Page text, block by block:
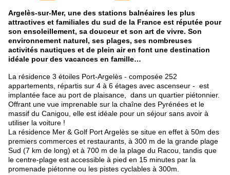
Argelès-sur-Mer, une des stations balnéaires les plus
attractives et familiales du sud de la France est réputée pour
son ensoleillement, sa douceur et son art de vivre. Son
environnement naturel, ses plages, ses nombreuses
activités nautiques et de plein air en font une destination
idéale pour des vacances en famille…
La résidence 3 étoiles Port-Argelès - composée 252
appartements, répartis sur 4 à 6 étages avec ascenseur - est
implantée face au port de plaisance, dans un quartier piétonnier.
Offrant une vue imprenable sur la chaîne des Pyrénées et le
massif du Canigou, elle est idéale pour un séjour sans avoir à
utiliser la voiture !
La résidence Mer & Golf Port Argelès se situe en effet à 50m des
premiers commerces et restaurants, à 300 m de la grande plage
Sud (7 km de long) et à 700 m de la plage du Racou, tandis que
le centre-plage est accessible à pied en 15 minutes par la
promenade piétonne ou les pistes cyclables à 300m.